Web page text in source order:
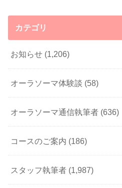
カテゴリ
お知らせ (1,206)
オーラソーマ体験談 (58)
オーラソーマ通信執筆者 (636)
コースのご案内 (186)
スタッフ執筆者 (1,987)